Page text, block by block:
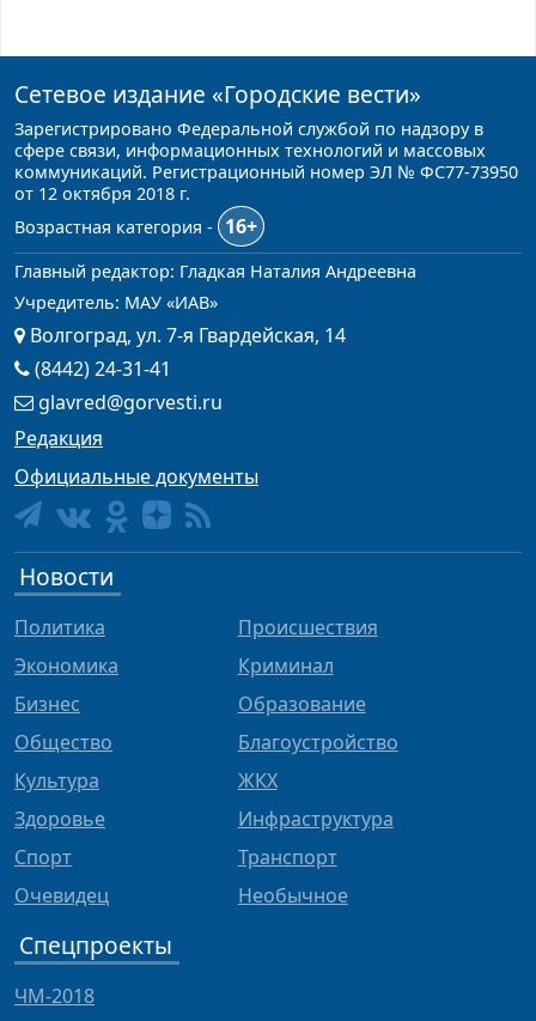
Сетевое издание «Городские вести»
Зарегистрировано Федеральной службой по надзору в
сфере связи, информационных технологий и массовых
коммуникаций. Регистрационный номер ЭЛ № ФС77-73950
от 12 октября 2018 г.
Возрастная категория -
16+
Главный редактор: Гладкая Наталия Андреевна
Учредитель: МАУ «ИАВ»
Волгоград, ул. 7-я Гвардейская, 14
(8442) 24-31-41
glavred@gorvesti.ru
Редакция
Официальные документы
Новости
Политика
Экономика
Бизнес
Общество
Культура
Здоровье
Спорт
Очевидец
Происшествия
Криминал
Образование
Благоустройство
ЖКХ
Инфраструктура
Транспорт
Необычное
Спецпроекты
ЧМ-2018